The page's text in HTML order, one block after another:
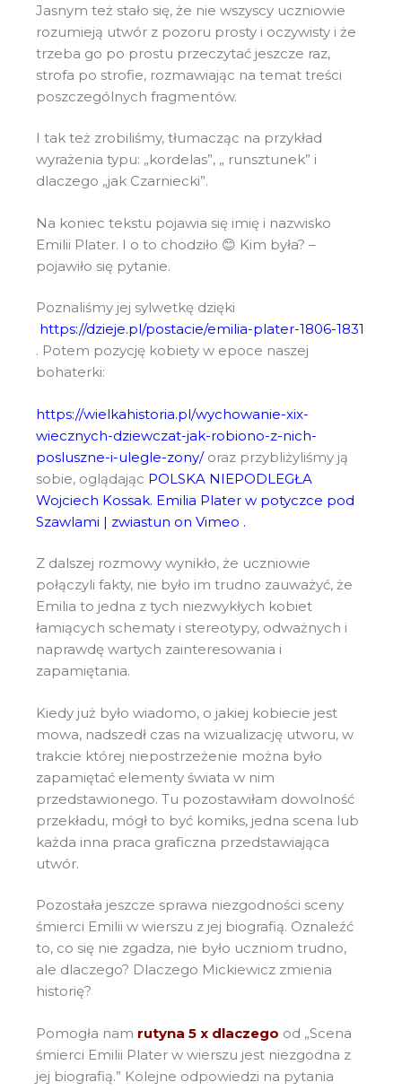
Jasnym też stało się, że nie wszyscy uczniowie
rozumieją utwór z pozoru prosty i oczywisty i że
trzeba go po prostu przeczytać jeszcze raz,
strofa po strofie, rozmawiając na temat treści
poszczególnych fragmentów.
I tak też zrobiliśmy, tłumacząc na przykład
wyrażenia typu: „kordelas”, „ runsztunek” i
dlaczego „jak Czarniecki”.
Na koniec tekstu pojawia się imię i nazwisko
Emilii Plater. I o to chodziło 😊 Kim była? –
pojawiło się pytanie.
Poznaliśmy jej sylwetkę dzięki
https://dzieje.pl/postacie/emilia-plater-1806-1831
. Potem pozycję kobiety w epoce naszej
bohaterki:
https://wielkahistoria.pl/wychowanie-xix-
wiecznych-dziewczat-jak-robiono-z-nich-
posluszne-i-ulegle-zony/oraz przybliżyliśmy ją
sobie, oglądając POLSKA NIEPODLEGŁA
Wojciech Kossak. Emilia Plater w potyczce pod
Szawlami | zwiastun on Vimeo .
Z dalszej rozmowy wynikło, że uczniowie
połączyli fakty, nie było im trudno zauważyć, że
Emilia to jedna z tych niezwykłych kobiet
łamiących schematy i stereotypy, odważnych i
naprawdę wartych zainteresowania i
zapamiętania.
Kiedy już było wiadomo, o jakiej kobiecie jest
mowa, nadszedł czas na wizualizację utworu, w
trakcie której niepostrzeżenie można było
zapamiętać elementy świata w nim
przedstawionego. Tu pozostawiłam dowolność
przekładu, mógł to być komiks, jedna scena lub
każda inna praca graficzna przedstawiająca
utwór.
Pozostała jeszcze sprawa niezgodności sceny
śmierci Emilii w wierszu z jej biografią. Oznaleźć
to, co się nie zgadza, nie było uczniom trudno,
ale dlaczego? Dlaczego Mickiewicz zmienia
historię?
Pomogła nam rutyna 5 x dlaczego od „Scena
śmierci Emilii Plater w wierszu jest niezgodna z
jej biografią.” Kolejne odpowiedzi na pytania